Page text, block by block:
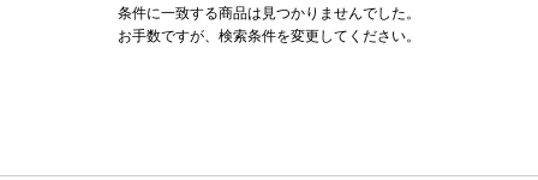
条件に一致する商品は見つかりませんでした。
お手数ですが、検索条件を変更してください。